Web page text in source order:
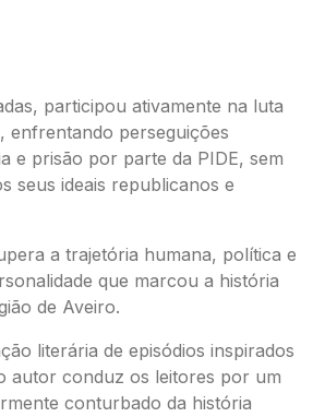
participou ativamente na luta
enfrentando perseguições
e prisão por parte da PIDE, sem
seus ideais republicanos e
a trajetória humana, política e
que marcou a história
de Aveiro.
literária de episódios inspirados
autor conduz os leitores por um
conturbado da história